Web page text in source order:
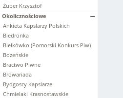
Żuber Krzysztof
Okolicznościowe
Ankieta Kapslarzy Polskich
Biedronka
Bielkówko (Pomorski Konkurs Piw)
Bożeńskie
Bractwo Piwne
Browariada
Bydgoscy Kapslarze
Chmielaki Krasnostawskie